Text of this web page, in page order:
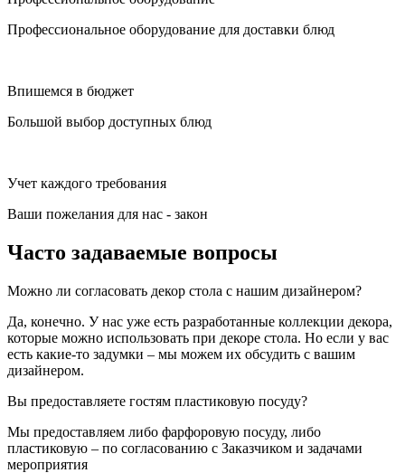
Профессиональное оборудование для доставки блюд
Впишемся в бюджет
Большой выбор доступных блюд
Учет каждого требования
Ваши пожелания для нас - закон
Часто задаваемые вопросы
Можно ли согласовать декор стола с нашим дизайнером?
Да, конечно. У нас уже есть разработанные коллекции декора,
которые можно использовать при декоре стола. Но если у вас
есть какие-то задумки – мы можем их обсудить с вашим
дизайнером.
Вы предоставляете гостям пластиковую посуду?
Мы предоставляем либо фарфоровую посуду, либо
пластиковую – по согласованию с Заказчиком и задачами
мероприятия